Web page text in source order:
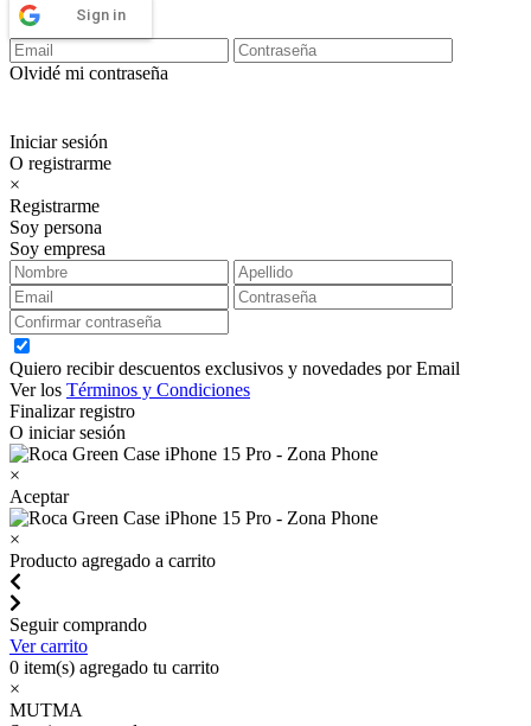
Sign in
Olvidé mi contraseña
Iniciar sesión
O registrarme
×
Registrarme
Soy persona
Soy empresa
Quiero recibir descuentos exclusivos y novedades por Email
Ver los Términos y Condiciones
Finalizar registro
O iniciar sesión
×
Aceptar
×
Producto agregado a carrito
Seguir comprando
Ver carrito
0 item(s) agregado tu carrito
×
MUTMA